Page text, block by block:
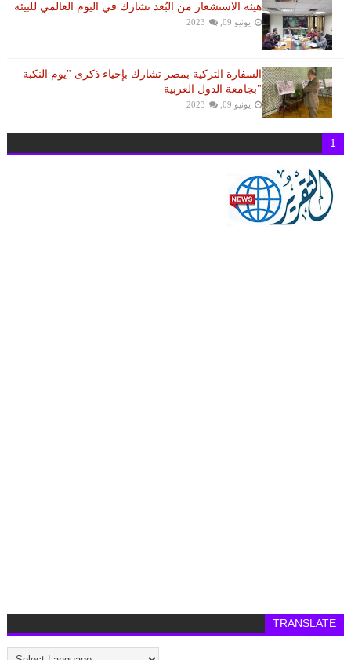
هيئة الاستشعار من البُعد تشارك في اليوم العالمي للبيئة
يونيو 09, 2023
السفارة التركية بمصر تشارك بإحياء ذكرى "يوم النكبة
"بجامعة الدول العربية
يونيو 09, 2023
1
TRANSLATE